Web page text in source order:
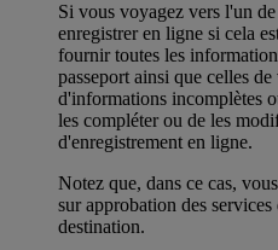
Si vous voyagez vers l'un
enregistrer en ligne si cela
fournir toutes les
passeport ainsi que celles
d'informations incomplètes
les compléter ou de les
d'enregistrement en ligne.
Notez que, dans ce cas,
sur approbation des
destination.